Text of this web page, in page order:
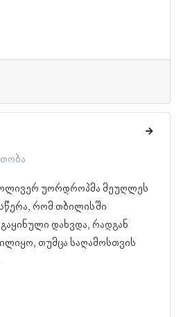
ოლივერ უორდროპმა მეუღლეს
რომ თბილისში
დახვდა, რადგან
თუმცა საღამოსთვის